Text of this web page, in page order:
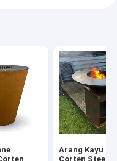
Arang Kayu
Corten Steel